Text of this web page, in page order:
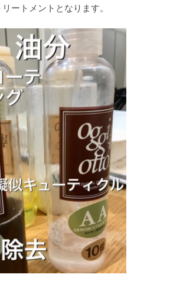
ートメントとなります。